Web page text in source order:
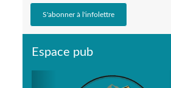
Espace pub